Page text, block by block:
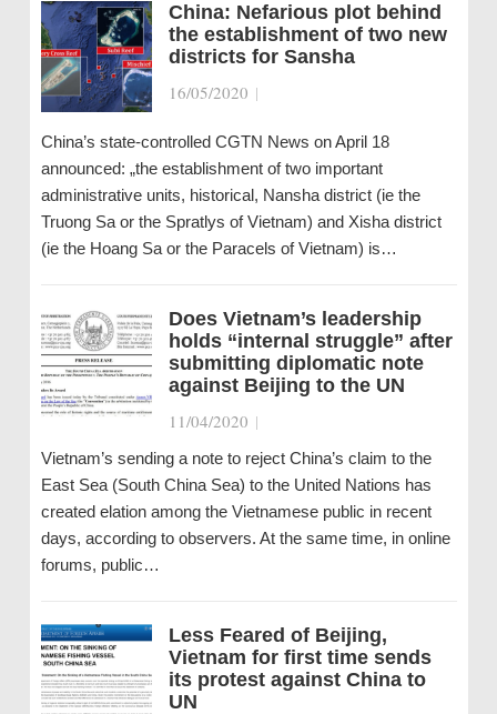
China: Nefarious plot behind
the establishment of two new
districts for Sansha
16/05/2020 |
China’s state-controlled CGTN News on April 18
announced: „the establishment of two important
administrative units, historical, Nansha district (ie the
Truong Sa or the Spratlys of Vietnam) and Xisha district
(ie the Hoang Sa or the Paracels of Vietnam) is…
Does Vietnam’s leadership
holds “internal struggle” after
submitting diplomatic note
against Beijing to the UN
11/04/2020 |
Vietnam’s sending a note to reject China’s claim to the
East Sea (South China Sea) to the United Nations has
created elation among the Vietnamese public in recent
days, according to observers. At the same time, in online
forums, public…
Less Feared of Beijing,
Vietnam for first time sends
its protest against China to
UN